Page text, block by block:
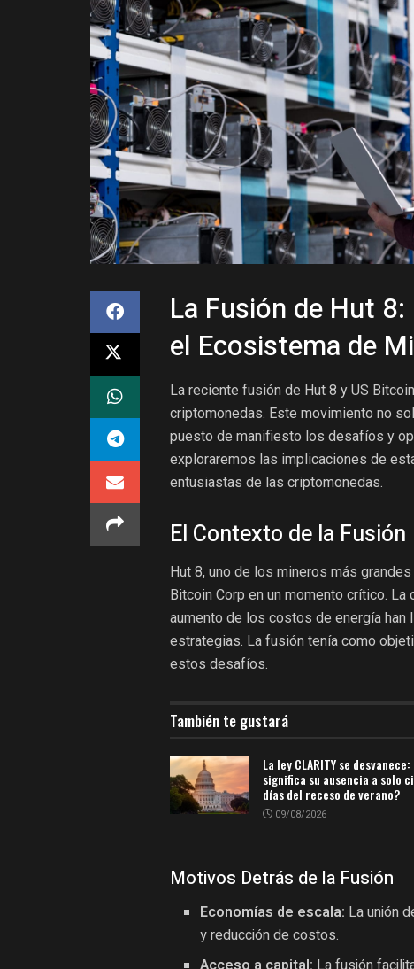
La Fusión de Hut
el Ecosistema de
La reciente fusión de Hut 8 y US
criptomonedas. Este movimiento no
puesto de manifiesto los desafíos y
exploraremos las implicaciones de
entusiastas de las criptomonedas.
El Contexto de la Fusión
Hut 8, uno de los mineros más
Bitcoin Corp en un momento crítico.
aumento de los costos de energía han
estrategias. La fusión tenía como
estos desafíos.
También te gustará
La ley CLARITY se
significa su ausencia a solo
días del receso de verano?
09/08/2026
Motivos Detrás de la Fusión
Economías de escala: La unión
y reducción de costos.